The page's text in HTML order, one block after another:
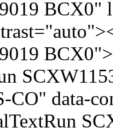
BCX0"
CO" data-